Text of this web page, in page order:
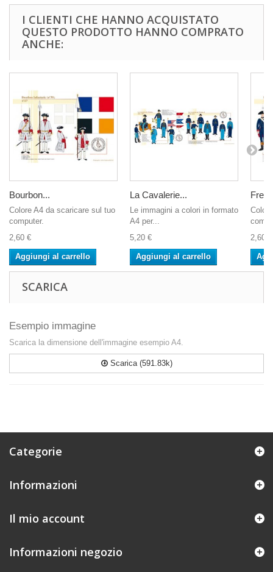
I CLIENTI CHE HANNO ACQUISTATO
QUESTO PRODOTTO HANNO COMPRATO
ANCHE:
Bourbon...
Colore A4 da scaricare sul tuo
computer.
2,60 €
Aggiungi al carrello
La Cavalerie...
Le immagini a colori in formato
A4 per...
5,20 €
Aggiungi al carrello
2,60 €
SCARICA
Esempio immagine
Scarica la dimensione dell'immagine esempio A4.
Scarica (591.83k)
Categorie
Informazioni
Il mio account
Informazioni negozio